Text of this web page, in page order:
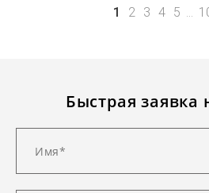
1 2 3 4 5 ...
Быстрая заявка